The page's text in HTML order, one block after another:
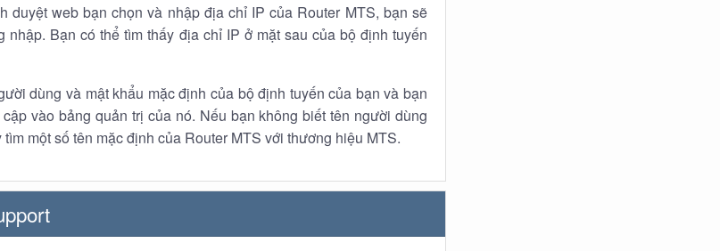
duyệt web bạn chọn và nhập địa chỉ IP của Router MTS, bạn sẽ
nhập. Bạn có thể tìm thấy địa chỉ IP ở mặt sau của bộ định tuyến
dùng và mật khẩu mặc định của bộ định tuyến của bạn và bạn
vào bảng quản trị của nó. Nếu bạn không biết tên người dùng
một số tên mặc định của Router MTS với thương hiệu MTS.